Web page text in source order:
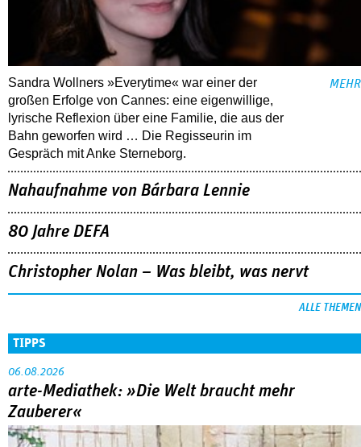
Sandra Wollners »Everytime« war einer der
großen Erfolge von Cannes: eine eigenwillige,
lyrische Reflexion über eine ­Familie, die aus der
Bahn geworfen wird … Die Regisseurin im
Gespräch mit Anke Sterneborg.
MEHR
Nahaufnahme von Bárbara Lennie
80 Jahre DEFA
Christopher Nolan – Was bleibt, was nervt
ALLE THEMEN
TIPPS
06.08.2026
arte-Mediathek: »Die Welt braucht mehr
Zauberer«